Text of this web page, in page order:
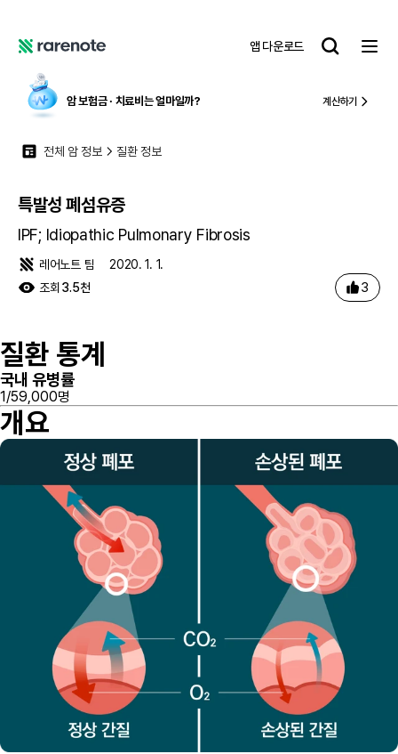
노
앱 다운로드
레
트
는 얼마일까? 계산하기 국내 유일,중증 질환
전체 암 정보 질환 정보
특발성 폐섬유증
IPF; Idiopathic Pulmonary Fibrosis
레어노트 팀
2020. 1. 1.
조회 3.5천 3
질환 통계
국내 유병률
1/59,000명
개요